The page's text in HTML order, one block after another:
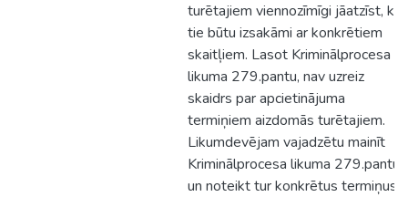
turētajiem viennozīmīgi jāatzīst, ka
tie būtu izsakāmi ar konkrētiem
skaitļiem. Lasot Kriminālprocesa
likuma 279.pantu, nav uzreiz
skaidrs par apcietinājuma
termiņiem aizdomās turētajiem.
Likumdevējam vajadzētu mainīt
Kriminālprocesa likuma 279.pantu
un noteikt tur konkrētus termiņus